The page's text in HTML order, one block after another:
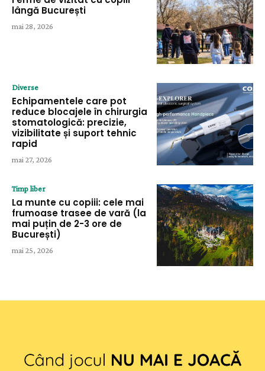
lângă București
mai 28, 2026
Diverse
Echipamentele care pot
reduce blocajele în chirurgia
stomatologică: precizie,
vizibilitate și suport tehnic
rapid
mai 27, 2026
Timp liber
La munte cu copiii: cele mai
frumoase trasee de vară (la
mai puțin de 2-3 ore de
București)
mai 25, 2026